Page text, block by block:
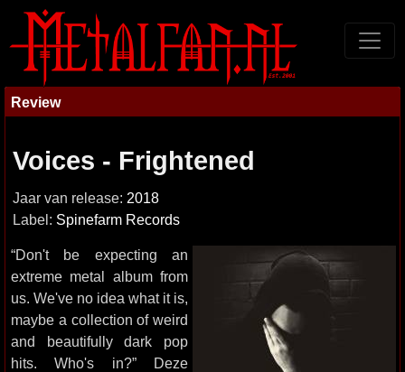
Review
Voices - Frightened
Jaar van release: 2018
Label: Spinefarm Records
“Don't be expecting an
extreme metal album from
us. We've no idea what it is,
maybe a collection of weird
and beautifully dark pop
hits. Who's in?” Deze